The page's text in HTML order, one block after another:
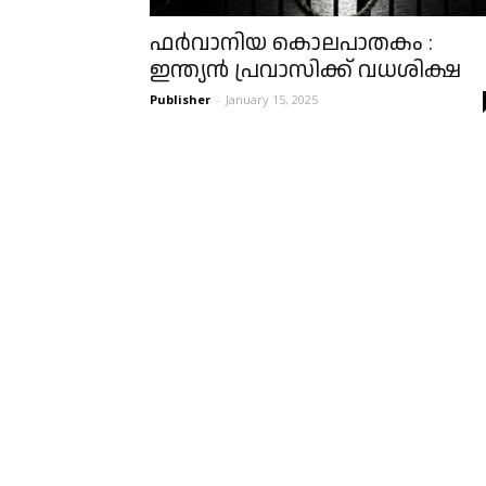
ഫർവാനിയ കൊലപാതകം :
ഇന്ത്യൻ പ്രവാസിക്ക് വധശിക്ഷ
Publisher - January 15, 2025